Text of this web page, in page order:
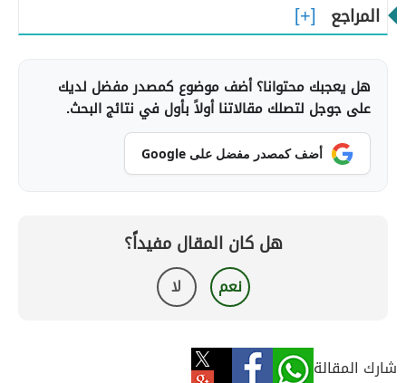
المراجع
هل يعجبك محتوانا؟ أضف موضوع كمصدر مفضل لديك
على جوجل لتصلك مقالاتنا أولاً بأول في نتائج البحث.
أضف كمصدر مفضل على Google
هل كان المقال مفيداً؟
نعم لا
شارك المقالة